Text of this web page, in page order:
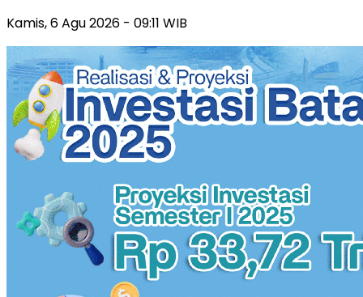
Kamis, 6 Agu 2026 - 09:11 WIB